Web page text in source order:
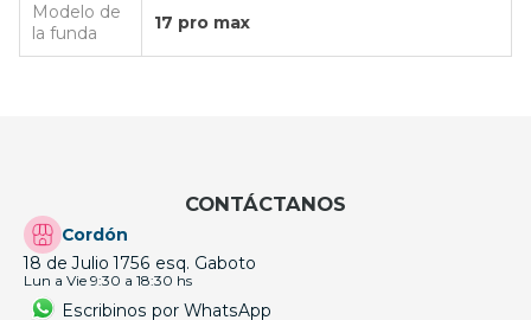
Modelo de
la funda
17 pro max
CONTÁCTANOS
Cordón
18 de Julio 1756 esq. Gaboto
Lun a Vie 9:30 a 18:30 hs
Escribinos por WhatsApp